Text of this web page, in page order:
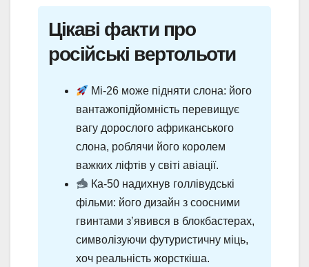
Цікаві факти про
російські вертольоти
Мі-26 може підняти слона: його
вантажопідйомність перевищує
вагу дорослого африканського
слона, роблячи його королем
важких ліфтів у світі авіації.
Ка-50 надихнув голлівудські
фільми: його дизайн з соосними
гвинтами з’явився в блокбастерах,
символізуючи футуристичну міць,
хоч реальність жорсткіша.